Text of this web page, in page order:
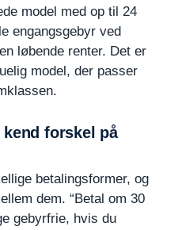
model med op til 24
engangsgebyr ved
løbende renter. Det er
model, der passer
forskel på
betalingsformer, og
dem. “Betal om 30
gebyrfrie, hvis du